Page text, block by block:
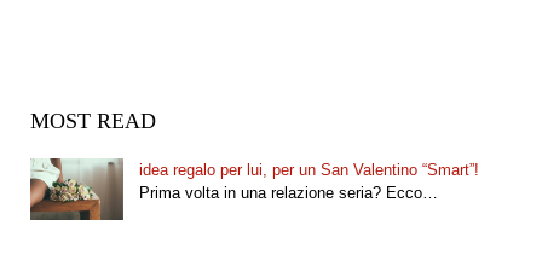
MOST READ
idea regalo per lui, per un San Valentino “Smart”!
Prima volta in una relazione seria? Ecco…